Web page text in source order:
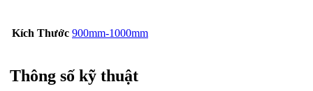
Kích Thước 900mm-1000mm
Thông số kỹ thuật